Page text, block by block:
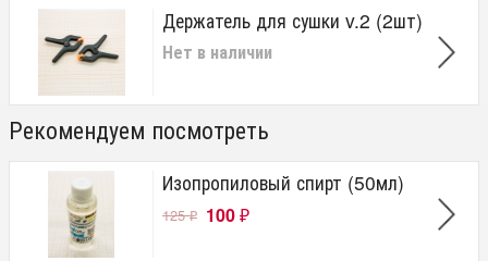
Держатель для сушки v.2 (2шт)
Нет в наличии
Рекомендуем посмотреть
Изопропиловый спирт (50мл)
125₽ 100 ₽